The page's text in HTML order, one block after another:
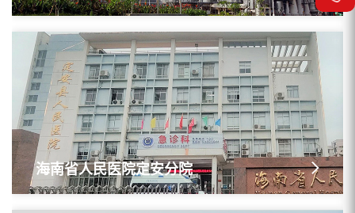
海南省人民医院定安分院